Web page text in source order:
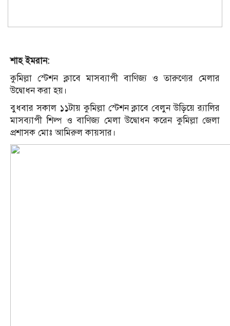
শাহ ইমরান:
কুমিল্লা স্টেশন ক্লাবে মাসব্যাপী বাণিজ্য ও তারুণ্যের মেলার
উদ্বোধন করা হয়।
বুধবার সকাল ১১টায় কুমিল্লা স্টেশন ক্লাবে বেলুন উড়িয়ে র‍্যালির
মাসব্যাপী শিল্প ও বাণিজ্য মেলা উদ্বোধন করেন কুমিল্লা জেলা
প্রশাসক মোঃ আমিরুল কায়সার।